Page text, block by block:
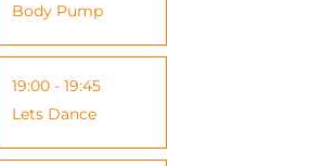
Body Pump
19:00 - 19:45
Lets Dance